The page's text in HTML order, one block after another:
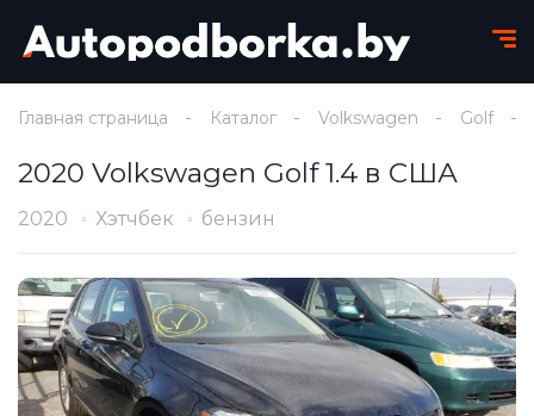
Главная страница Каталог Volkswagen Golf
2020 Volkswagen Golf 1.4 в США
2020 Хэтчбек бензин